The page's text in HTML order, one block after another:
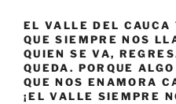
EL VALLE DEL CAUCA
QUE SIEMPRE NOS
QUIEN SE VA,
QUEDA. PORQUE
QUE NOS ENAMORA
¡EL VALLE SIEMPRE